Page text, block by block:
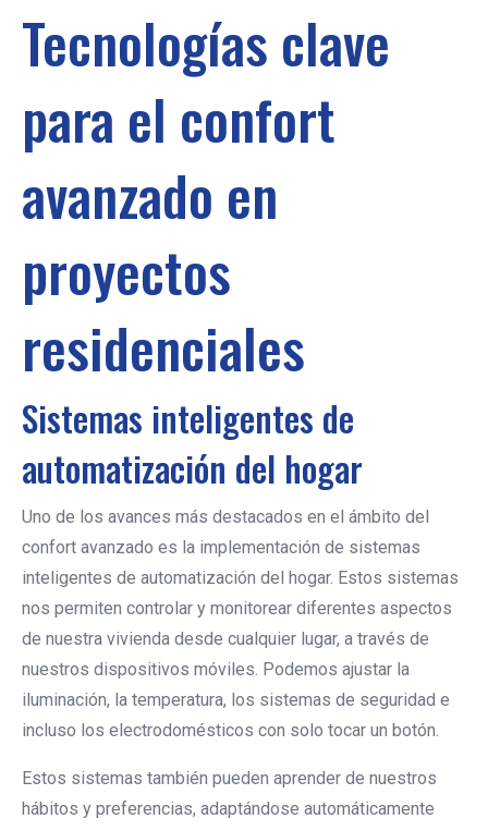
Tecnologías clave
para el confort
avanzado en
proyectos
residenciales
Sistemas inteligentes de
automatización del hogar
Uno de los avances más destacados en el ámbito del
confort avanzado es la implementación de sistemas
inteligentes de automatización del hogar. Estos sistemas
nos permiten controlar y monitorear diferentes aspectos
de nuestra vivienda desde cualquier lugar, a través de
nuestros dispositivos móviles. Podemos ajustar la
iluminación, la temperatura, los sistemas de seguridad e
incluso los electrodomésticos con solo tocar un botón.
Estos sistemas también pueden aprender de nuestros
hábitos y preferencias, adaptándose automáticamente